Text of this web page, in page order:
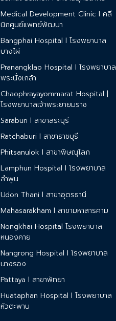
Medical Development Clinic l คลี
นิกศูนย์แพทย์พัฒนา
Bangphai Hospital l โรงพยาบาล
บางไผ่
Pranangklao Hospital l โรงพยาบาล
พระนั่งเกล้า
Chaophrayayommarat Hospital |
โรงพยาบาลเจ้าพระยายมราช
Saraburi l สาขาสระบุรี
Ratchaburi l สาขาราชบุรี
Phitsanulok l สาขาพิษณุโลก
Lamphun Hospital l โรงพยาบาล
ลำพูน
Udon Thani l สาขาอุดรธานี
Mahasarakham l สาขามหาสารคาม
Nongkhai Hospital โรงพยาบาล
หนองคาย
Nangrong Hospital l โรงพยาบาล
นางรอง
Pattaya l สาขาพัทยา
Huataphan Hospital l โรงพยาบาล
หัวตะพาน